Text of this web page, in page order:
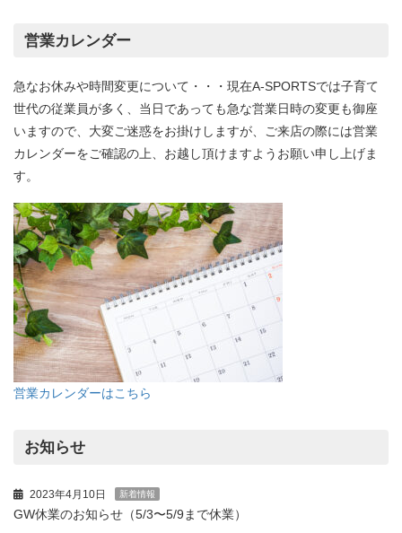
営業カレンダー
急なお休みや時間変更について・・・現在A-SPORTSでは子育て
世代の従業員が多く、当日であっても急な営業日時の変更も御座
いますので、大変ご迷惑をお掛けしますが、ご来店の際には営業
カレンダーをご確認の上、お越し頂けますようお願い申し上げま
す。
営業カレンダーはこちら
お知らせ
2023年4月10日 新着情報
GW休業のお知らせ（5/3〜5/9まで休業）